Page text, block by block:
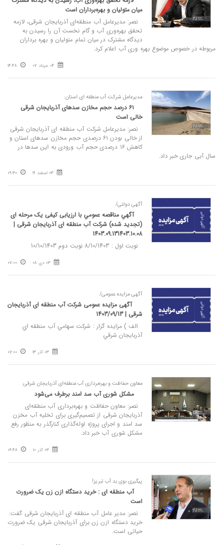
میان متولیان و بهره‌برداران است
نصر: مدیرعامل آب منطقه‌ای آذربایجان شرقی، لازمه
تحقق بهره‌وری آب و گام نخست آن را رسیدن به
دیدگاه مشترک در میان تمام متولیان و بهره برداران
مربوطه در خصوص موضوع بهره وری آب اعلام کرد.
04 خرداد 07 14:48
مدیرعامل شرکت آب منطقه ای استان:
۶۱ درصد حجم مخازن سدهای آذربایجان شرقی
خالی است
نصر: مدیرعامل شرکت آب منطقه ای آذربایجان شرقی
از خالی بودن ۶۱ درصدی حجم مخازن سدهای استان و
کاهش ۱۶ درصدی حجم آب ورودی به این سدها در
سال آبی جاری خبر داد.
03 اسفند 19 09:30
آگهی دولتی/
آگهي مناقصه عمومي با ارزیابی کیفی یک مرحله ای
(تجدید شده) شرکت آب منطقه ای آذربایجان شرقی |
1403.09.131403.10.08
نوبت اول : 8/10/1403 نوبت دوم 10/10/1403
03 دی 08 07:00
آگهی مزایده عمومی/
آگهی مزایده عمومی شرکت آب منطقه ای آذربایجان
شرقی | 1403/09/13
الف ) مزايده گزار : شركت سهامي آب منطقه اي
آذربايجان شرقي
03 آذر 13 07:00
معاون حفاظت و بهره‌برداری آب منطقه‌ای آذربایجان شرقی:
مشکل شوری آب سد امند برطرف می‌شود
نصر: معاون حفاظت و بهره‌برداری آب منطقه‌ای
آذربایجان شرقی از تصمیم‌گیری برای تخلیه آب مخزن
سد امند و اجرای پروژه لوله‌گذاری کنارگذر به منظور رفع
مشکل شوری آب خبر داد.
03 آذر 10 09:48
پیگیری بوی بد آب تبریز!
آب منطقه ای : خرید دستگاه ازن زن یک ضرورت
است
نصر: مدیر عامل آب منطقه ای آذربایجان شرقی گفت:
خرید دستگاه ازن زن برای آذربایجان شرقی یک ضرورت
حیاتی است.